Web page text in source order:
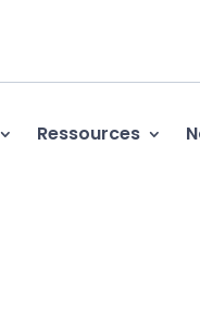
Ressources